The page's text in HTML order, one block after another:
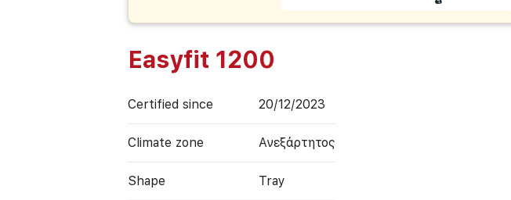
Easyfit 1200
Certified since 20/12/2023
Climate zone Ανεξάρτητος
Shape Tray